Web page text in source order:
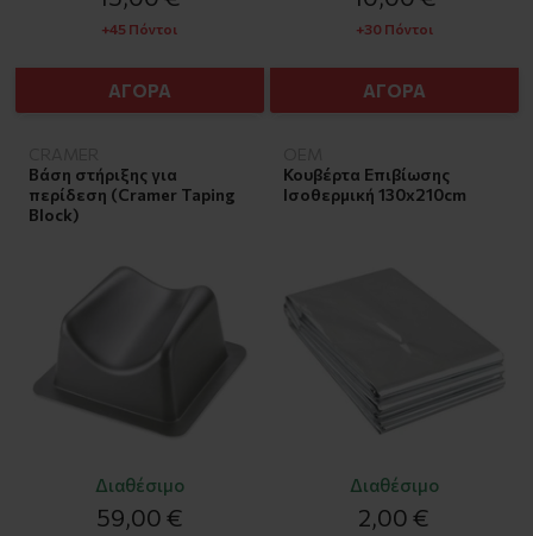
+45 Πόντοι
ΑΓΟΡΑ
+30 Πόντοι
ΑΓΟΡΑ
Βάση στήριξης για
περίδεση (Cramer Taping
Block)
Διαθέσιμο
59,00 €
Κουβέρτα Επιβίωσης
Ισοθερμική 130x210cm
Διαθέσιμο
2,00 €